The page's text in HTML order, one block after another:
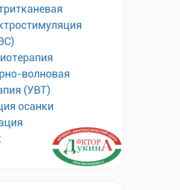
волновая
(УВТ)
осанки